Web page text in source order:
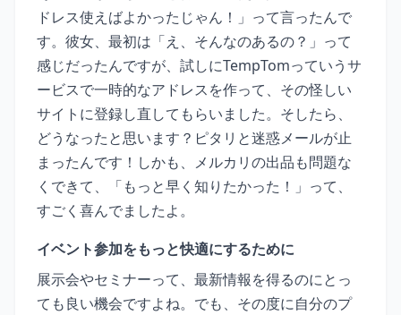
ドレス使えばよかったじゃん！」って言ったんで
す。彼女、最初は「え、そんなのあるの？」って
感じだったんですが、試しにTempTomっていうサ
ービスで一時的なアドレスを作って、その怪しい
サイトに登録し直してもらいました。そしたら、
どうなったと思います？ピタリと迷惑メールが止
まったんです！しかも、メルカリの出品も問題な
くできて、「もっと早く知りたかった！」って、
すごく喜んでましたよ。
イベント参加をもっと快適にするために
展示会やセミナーって、最新情報を得るのにとっ
ても良い機会ですよね。でも、その度に自分のプ